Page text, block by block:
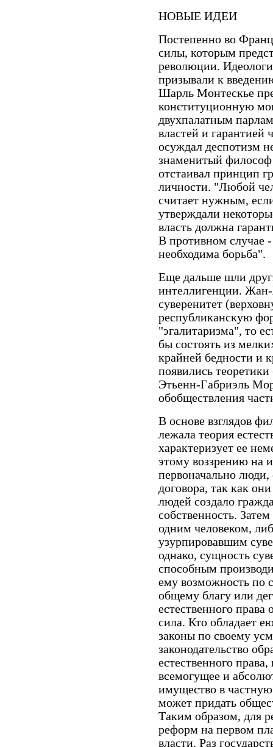
НОВЫЕ ИДЕИ
Постепенно во
силы, которым
революции.
призывали к
Шарль Монтескье
конституционную
двухпалатным
властей и гарантией
осуждал деспотизм
знаменитый
отстаивал принцип
личности. "Любой
считает нужным,
утверждали
власть должна
В противном случае
необходима борьба".
Еще дальше шли
интеллигенции.
суверенитет
республиканскую
"эгалитаризма", то
бы состоять из
крайней бедности и
появились
Этьенн-Габриэль
обобществления
В основе взглядов
лежала теория
характеризует ее
этому воззрению на
первоначально
договора, так как
людей создало
собственность.
одним человеком,
узурпировавшим
однако, сущность
способным
ему возможность по
общему благу или
естественного права
сила. Кто обладает
законы по своему
законодательство
естественного
всемогущее и
имущество в
может придать
Таким образом, для
реформ на первом
власти. Раз